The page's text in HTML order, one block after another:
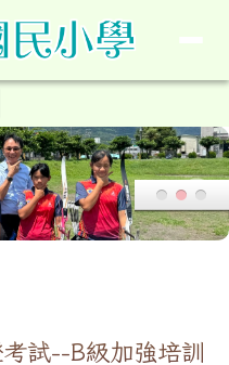
民小學暨附設
考試--B級加強培訓